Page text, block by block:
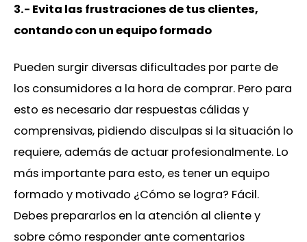
3.- Evita las frustraciones de tus clientes,
contando con un equipo formado
Pueden surgir diversas dificultades por parte de
los consumidores a la hora de comprar. Pero para
esto es necesario dar respuestas cálidas y
comprensivas, pidiendo disculpas si la situación lo
requiere, además de actuar profesionalmente. Lo
más importante para esto, es tener un equipo
formado y motivado ¿Cómo se logra? Fácil.
Debes prepararlos en la atención al cliente y
sobre cómo responder ante comentarios